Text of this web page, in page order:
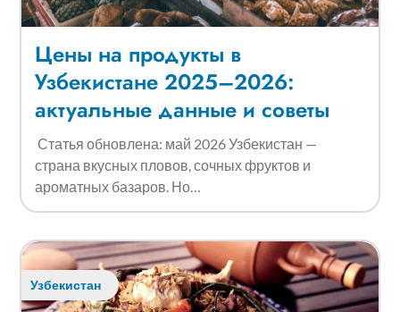
Цены на продукты в
Узбекистане 2025–2026:
актуальные данные и советы
Статья обновлена: май 2026 Узбекистан —
страна вкусных пловов, сочных фруктов и
ароматных базаров. Но…
Узбекистан